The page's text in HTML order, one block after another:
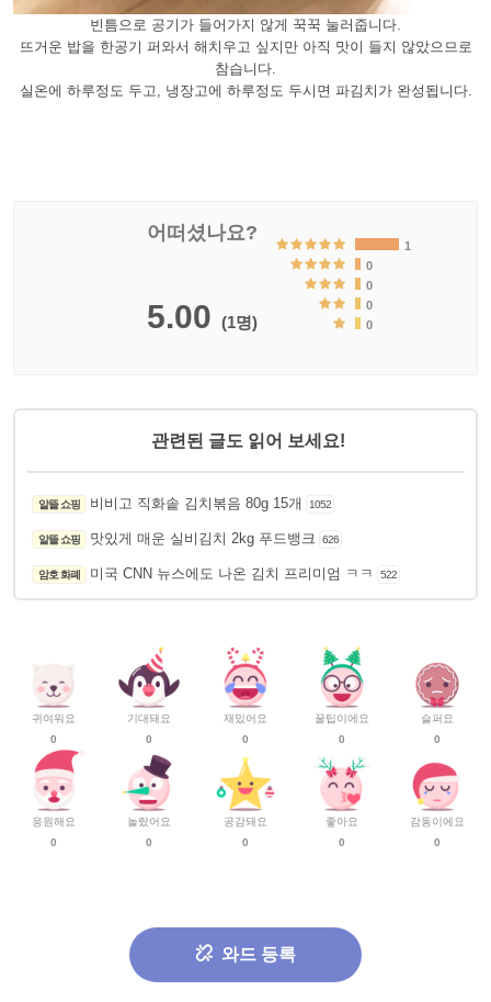
빈틈으로 공기가 들어가지 않게 꾹꾹 눌러줍니다.
뜨거운 밥을 한공기 퍼와서 해치우고 싶지만 아직 맛이 들지 않았으므로
참습니다.
실온에 하루정도 두고, 냉장고에 하루정도 두시면 파김치가 완성됩니다.
어떠셨나요?
5.00 (1명)
1
0
0
0
0
관련된 글도 읽어 보세요!
알뜰 쇼핑 비비고 직화솥 김치볶음 80g 15개 1052
알뜰 쇼핑 맛있게 매운 실비김치 2kg 푸드뱅크 626
암호 화폐 미국 CNN 뉴스에도 나온 김치 프리미엄 ㅋㅋ 522
귀여워요
0
응원해요
0
기대돼요
0
놀랐어요
0
재밌어요
0
공감돼요
0
꿀팁이에요
0
좋아요
0
슬퍼요
0
감동이에요
0
와드 등록